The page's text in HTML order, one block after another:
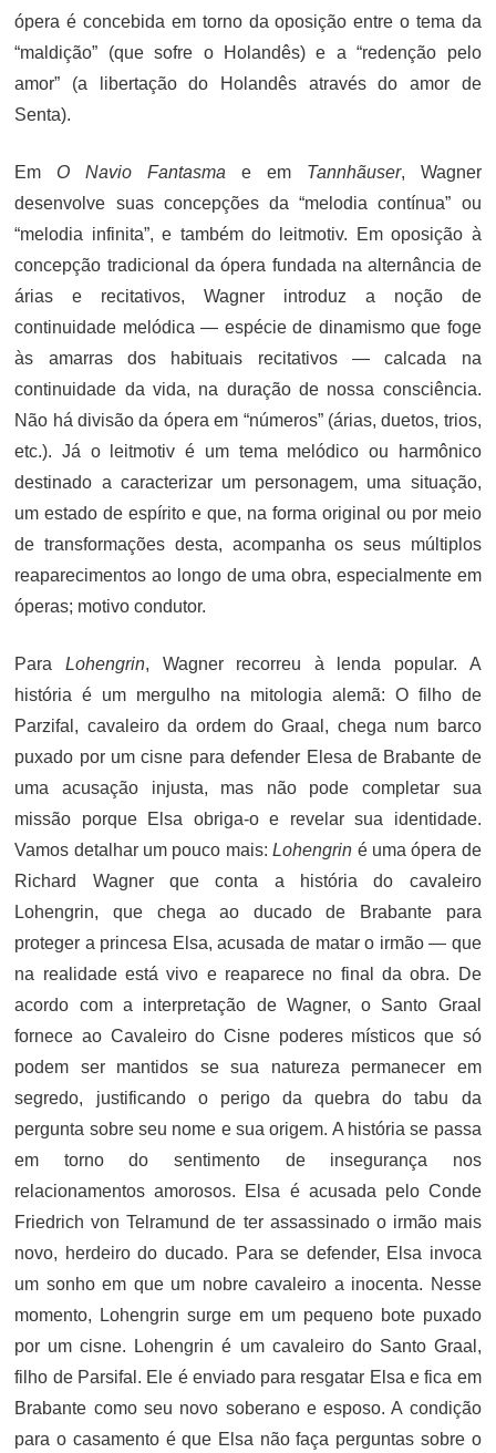
ópera é concebida em torno da oposição entre o tema da
“maldição” (que sofre o Holandês) e a “redenção pelo
amor” (a libertação do Holandês através do amor de
Senta).
Em O Navio Fantasma e em Tannhãuser, Wagner
desenvolve suas concepções da “melodia contínua” ou
“melodia infinita”, e também do leitmotiv. Em oposição à
concepção tradicional da ópera fundada na alternância de
árias e recitativos, Wagner introduz a noção de
continuidade melódica — espécie de dinamismo que foge
às amarras dos habituais recitativos — calcada na
continuidade da vida, na duração de nossa consciência.
Não há divisão da ópera em “números” (árias, duetos, trios,
etc.). Já o leitmotiv é um tema melódico ou harmônico
destinado a caracterizar um personagem, uma situação,
um estado de espírito e que, na forma original ou por meio
de transformações desta, acompanha os seus múltiplos
reaparecimentos ao longo de uma obra, especialmente em
óperas; motivo condutor.
ParaLohengrin, Wagner recorreu à lenda popular. A
história é um mergulho na mitologia alemã: O filho de
Parzifal, cavaleiro da ordem do Graal, chega num barco
puxado por um cisne para defender Elesa de Brabante de
uma acusação injusta, mas não pode completar sua
missão porque Elsa obriga-o e revelar sua identidade.
Vamos detalhar um pouco mais:Lohengrin é uma ópera de
Richard Wagner que conta a história do cavaleiro
Lohengrin, que chega ao ducado de Brabante para
proteger a princesa Elsa, acusada de matar o irmão — que
na realidade está vivo e reaparece no final da obra. De
acordo com a interpretação de Wagner, o Santo Graal
fornece ao Cavaleiro do Cisne poderes místicos que só
podem ser mantidos se sua natureza permanecer em
segredo, justificando o perigo da quebra do tabu da
pergunta sobre seu nome e sua origem. A história se passa
em torno do sentimento de insegurança nos
relacionamentos amorosos. Elsa é acusada pelo Conde
Friedrich von Telramund de ter assassinado o irmão mais
novo, herdeiro do ducado. Para se defender, Elsa invoca
um sonho em que um nobre cavaleiro a inocenta. Nesse
momento, Lohengrin surge em um pequeno bote puxado
por um cisne. Lohengrin é um cavaleiro do Santo Graal,
filho de Parsifal. Ele é enviado para resgatar Elsa e fica em
Brabante como seu novo soberano e esposo. A condição
para o casamento é que Elsa não faça perguntas sobre o